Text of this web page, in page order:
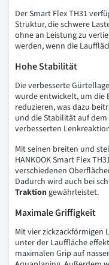
Der Smart Flex TH31
Struktur, die schwere
ohne an Leistung zu
werden, wenn die
Hohe Stabilität
Die verbesserte
wurde entwickelt, um die
reduzieren, was dazu
und die Stabilität auf
verbesserten
Mit seinen breiten und
HANKOOK Smart Flex
verschiedenen
Dadurch wird auch bei
Traktiongewährleistet.
Maximale Griffigkeit
Mit vier zickzackförmigen
unter der Lauffläche
maximalen Grip auf